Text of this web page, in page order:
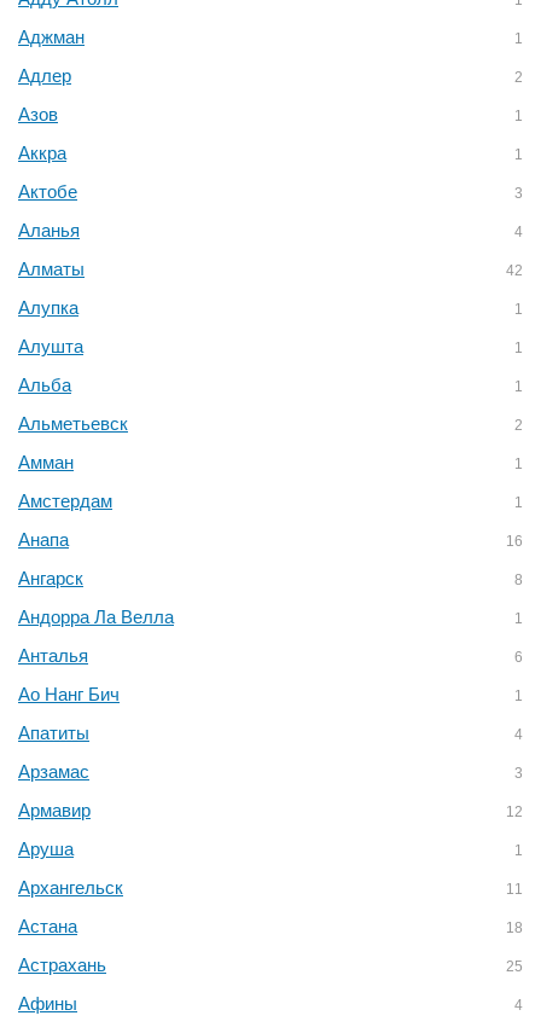
Аджман 1
Адлер 2
Азов 1
Аккра 1
Актобе 3
Аланья 4
Алматы 42
Алупка 1
Алушта 1
Альба 1
Альметьевск 2
Амман 1
Амстердам 1
Анапа 16
Ангарск 8
Андорра Ла Велла 1
Анталья 6
Ао Нанг Бич 1
Апатиты 4
Арзамас 3
Армавир 12
Аруша 1
Архангельск 11
Астана 18
Астрахань 25
Афины 4